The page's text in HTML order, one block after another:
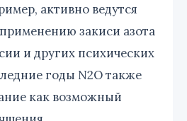
активно ведутся
закиси азота
и других психических
годы N2O также
как возможный